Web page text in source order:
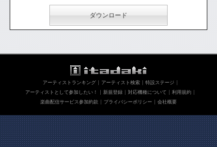
ダウンロード
アーティストランキング アーティスト検索
特設ステージ
アーティストとして参加したい！
新規登録 対応機種について
利用規約
楽曲配信サービス参加約款
プライバシーポリシー 会社概要